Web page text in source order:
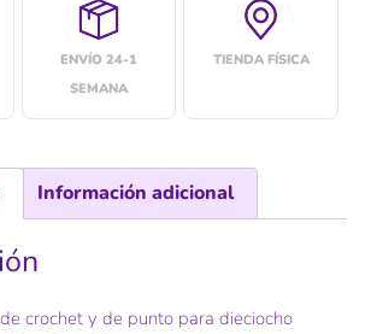
ENVÍO 24-1
SEMANA
TIENDA FÍSICA
Información adicional
crochet y de punto para dieciocho